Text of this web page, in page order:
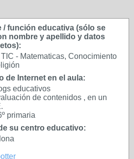
/ función educativa (sólo se
nombre y apellido y datos
- Matematicas, Conocimiento
de Internet en el aula:
educativos
de contenidos , en un
primaria
su centro educativo: